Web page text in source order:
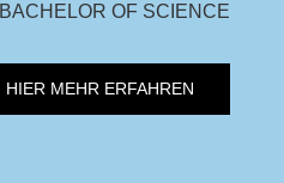
BACHELOR OF SCIENCE
HIER MEHR ERFAHREN